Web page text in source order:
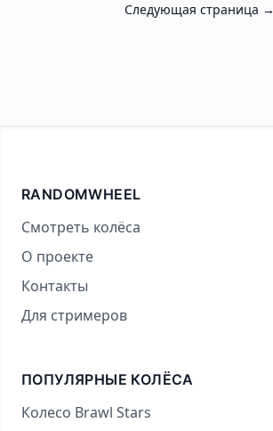
Следующая страница →
RANDOMWHEEL
Смотреть колёса
О проекте
Контакты
Для стримеров
ПОПУЛЯРНЫЕ КОЛЁСА
Колесо Brawl Stars